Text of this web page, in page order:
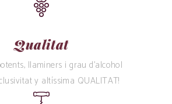
Qualitat
llaminers i grau d’alcohol
y altíssima QUALITAT!